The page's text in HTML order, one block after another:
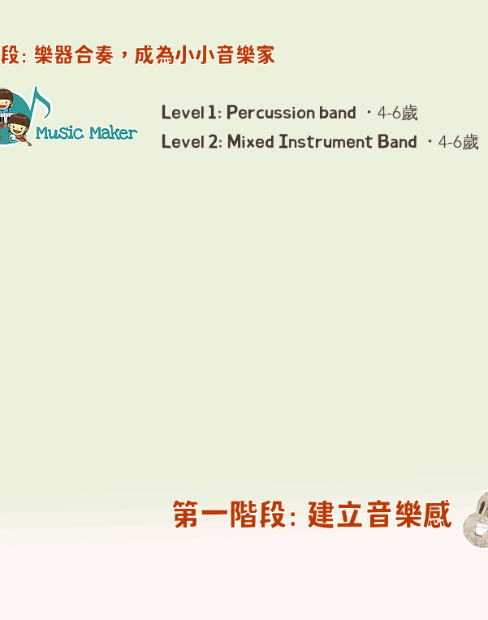
: 樂器合奏，成為小小音樂家
Level 1: Percussion band ． 4-6歲
Level 2: Mixed Instrument Band ． 4-6歲
第一階段: 建立音樂感